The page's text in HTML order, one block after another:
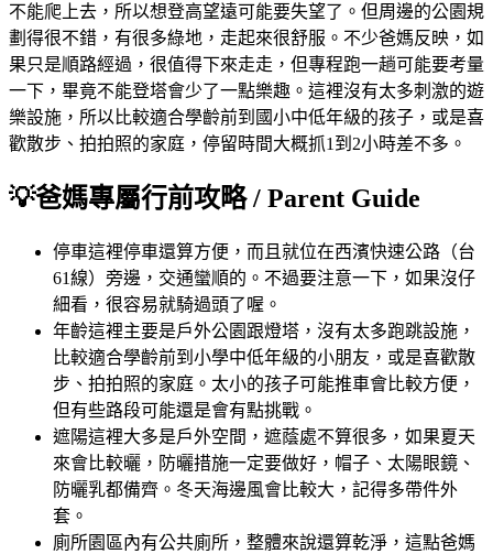
不能爬上去，所以想登高望遠可能要失望了。但周邊的公園規
劃得很不錯，有很多綠地，走起來很舒服。不少爸媽反映，如
果只是順路經過，很值得下來走走，但專程跑一趟可能要考量
一下，畢竟不能登塔會少了一點樂趣。這裡沒有太多刺激的遊
樂設施，所以比較適合學齡前到國小中低年級的孩子，或是喜
歡散步、拍拍照的家庭，停留時間大概抓1到2小時差不多。
💡爸媽專屬行前攻略 / Parent Guide
停車這裡停車還算方便，而且就位在西濱快速公路（台
61線）旁邊，交通蠻順的。不過要注意一下，如果沒仔
細看，很容易就騎過頭了喔。
年齡這裡主要是戶外公園跟燈塔，沒有太多跑跳設施，
比較適合學齡前到小學中低年級的小朋友，或是喜歡散
步、拍拍照的家庭。太小的孩子可能推車會比較方便，
但有些路段可能還是會有點挑戰。
遮陽這裡大多是戶外空間，遮蔭處不算很多，如果夏天
來會比較曬，防曬措施一定要做好，帽子、太陽眼鏡、
防曬乳都備齊。冬天海邊風會比較大，記得多帶件外
套。
廁所園區內有公共廁所，整體來說還算乾淨，這點爸媽